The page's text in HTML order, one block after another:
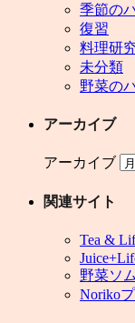
季節の
復習
料理研
未分類
野菜の
アーカイブ
アーカイブ
関連サイト
Tea &
野菜ソ
Noriko